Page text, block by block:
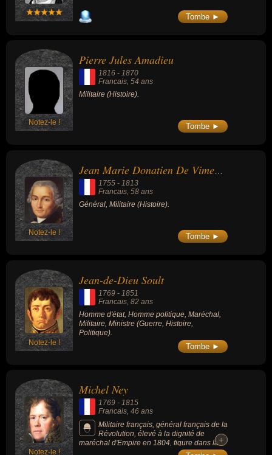
Tombe ►
Notez-le !
Pierre Jules Amadieu
1816 - 1870
Francais, 54 ans
Militaire (Histoire).
Tombe ►
Notez-le !
1755 - 1813
Francais, 58 ans
Général, Militaire (Histoire).
Tombe ►
Notez-le !
Jean-de-Dieu Soult
1769 - 1851
Francais , 82 ans
Homme d'état, Homme politique, Maréchal,
Militaire, Ministre (Guerre, Histoire,
Politique).
Tombe ►
Notez-le !
Michel Ney
1769 - 1815
Francais, 46 ans
Militaire français, général français de la
Révolution, élevé à la dignité de
maréchal d'Empire en 1804, figure dans la
première promotion des maréchaux nommés
+
+